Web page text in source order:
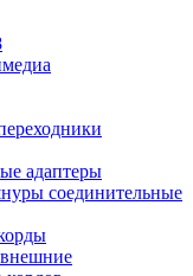
адаптеры
соединительные